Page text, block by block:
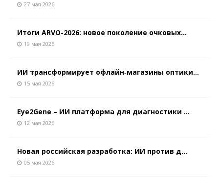
27 мая 2026
Итоги ARVO-2026: новое поколение очковых...
19 мая 2026
ИИ трансформирует офлайн‑магазины оптики...
15 мая 2026
Eye2Gene – ИИ платформа для диагностики ...
12 мая 2026
Новая российская разработка: ИИ против д...
05 мая 2026